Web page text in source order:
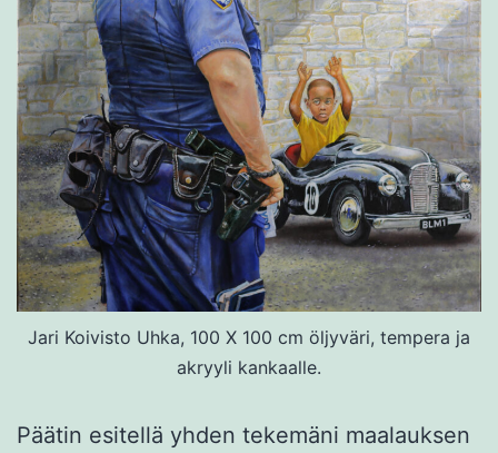
Jari Koivisto Uhka, 100 X 100 cm öljyväri, tempera ja
akryyli kankaalle.
Päätin esitellä yhden tekemäni maalauksen